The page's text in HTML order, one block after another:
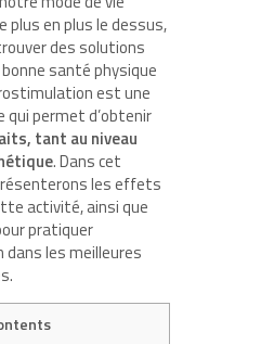
plus en plus le dessus,
des solutions
santé physique
est une
permet d’obtenir
tant au niveau
. Dans cet
les effets
activité, ainsi que
pratiquer
les meilleures